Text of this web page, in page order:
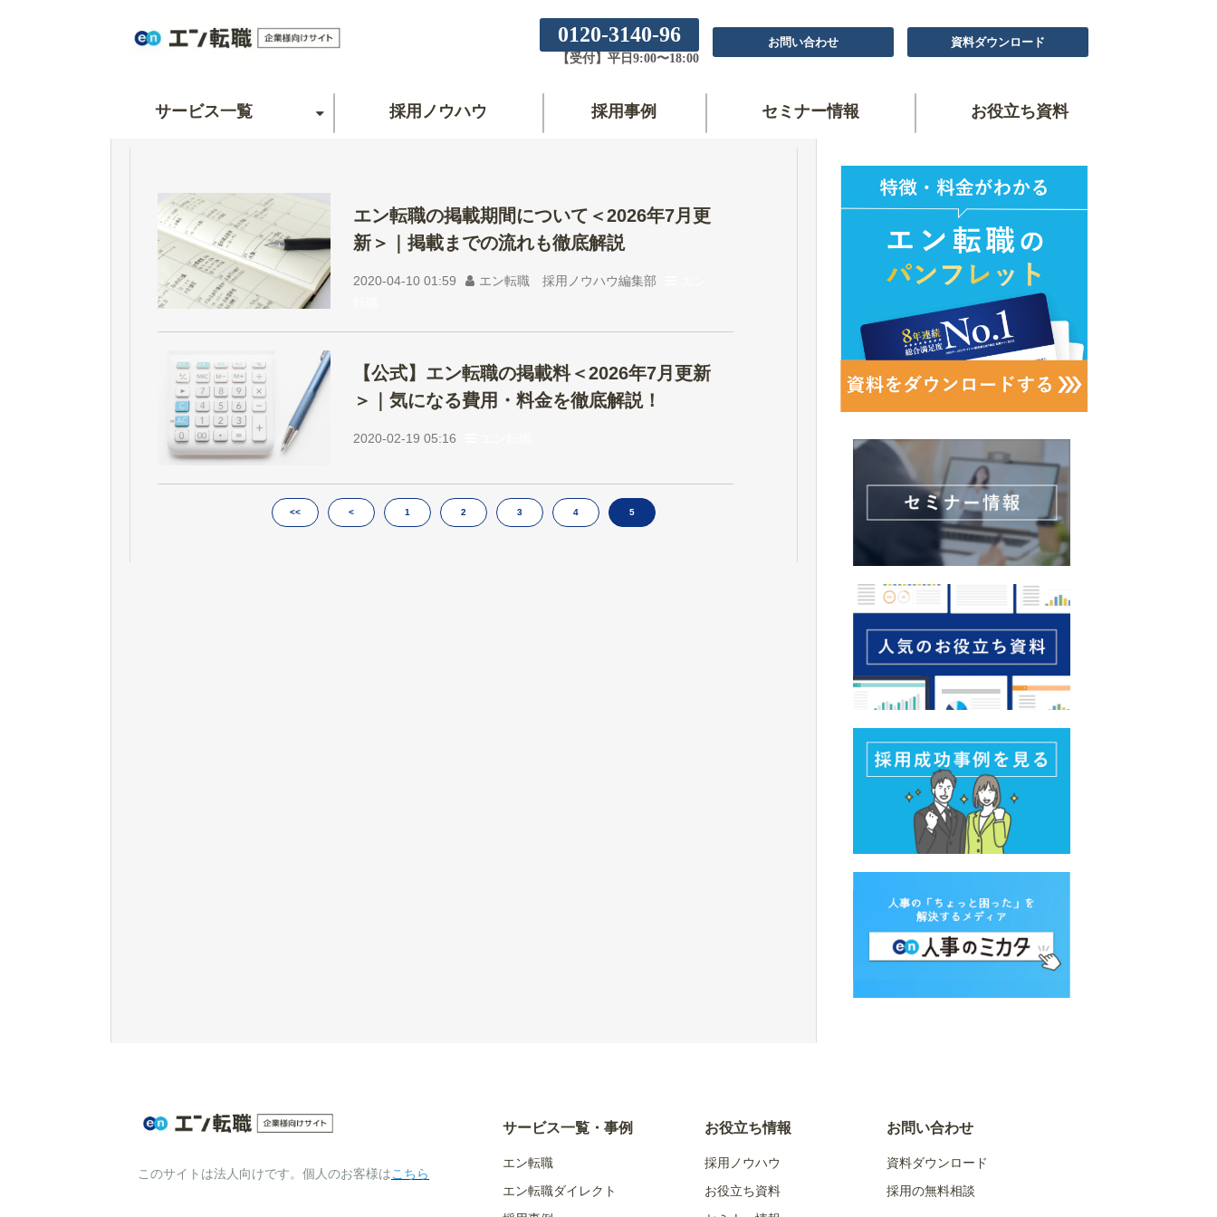
0120-3140-96
【受付】平日9:00〜18:00
お問い合わせ 資料ダウンロード
サービス一覧 採用ノウハウ 採用事例 セミナー情報 お役立ち資料
エン転職の掲載期間について＜2026年7月更
新＞｜掲載までの流れも徹底解説
2020-04-10 01:59 エン転職 採用ノウハウ編集部
【公式】エン転職の掲載料＜2026年7月更新
＞｜気になる費用・料金を徹底解説！
2020-02-19 05:16
<< < 1 2 3 4 5
このサイトは法人向けです。個人のお客様はこちら
サービス一覧・事例
エン転職
エン転職ダイレクト
お役立ち情報
採用ノウハウ
お役立ち資料
お問い合わせ
資料ダウンロード
採用の無料相談